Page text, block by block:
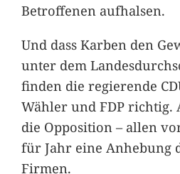
Betroffenen aufhalsen.
Und dass Karben den
unter dem
finden die regierende
Wähler und FDP
die Opposition – allen
für Jahr eine Anhebung
Firmen.